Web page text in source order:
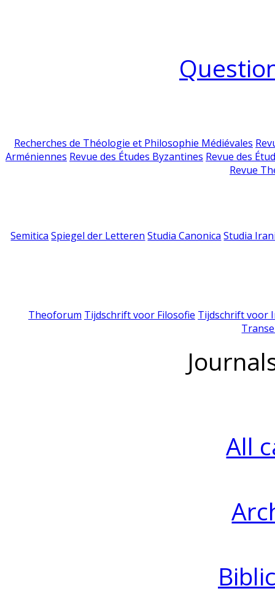
Recherches de Théologie et Philosophie Médiévales
Arméniennes Revue des Études Byzantines Revue des
Revue
Semitica Spiegel der Letteren Studia Canonica Studia
Theoforum Tijdschrift voor Filosofie Tijdschrift voor
All